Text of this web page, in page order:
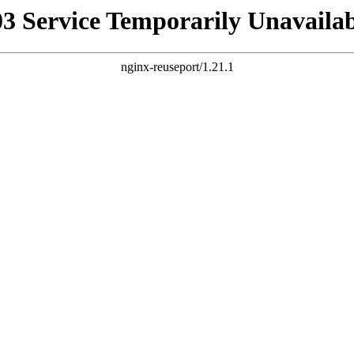
Service Temporarily
nginx-reuseport/1.21.1